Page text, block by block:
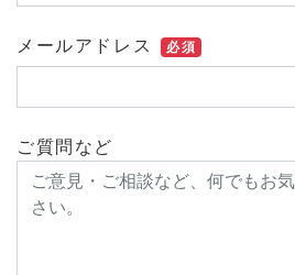
メールアドレス 必須
ご質問など